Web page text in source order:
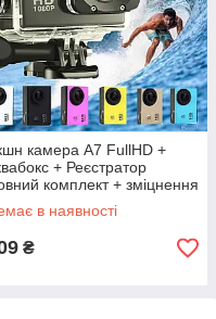
камера A7 FullHD +
+ Реєстратор
комплект + зміцнення
в наявності
₴